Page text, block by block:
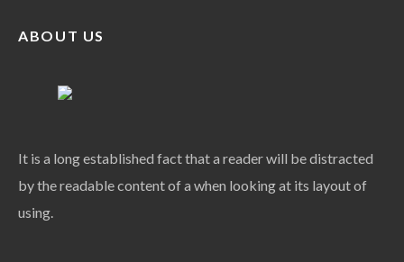
ABOUT US
It is a long established fact that a reader will be distracted
by the readable content of a when looking at its layout of
using.